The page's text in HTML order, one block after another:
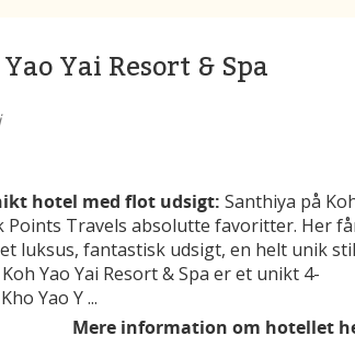
Yai Resort & Spa
hotel med flot udsigt: Santhiya på
Points Travels absolutte favoritter. Her
luksus, fantastisk udsigt, en helt unik
Yao Yai Resort & Spa er et unikt 4-
Yao Y...
Mere informationom hotellet